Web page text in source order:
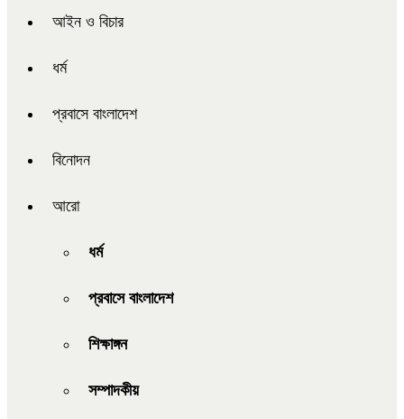
আইন ও বিচার
ধর্ম
প্রবাসে বাংলাদেশ
বিনোদন
আরো
ধর্ম
প্রবাসে বাংলাদেশ
শিক্ষাঙ্গন
সম্পাদকীয়